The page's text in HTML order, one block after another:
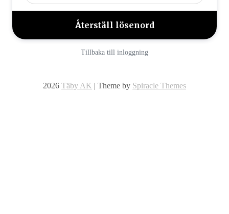
Tillbaka till inloggning
2026 Täby AK | Theme by Spiracle Themes